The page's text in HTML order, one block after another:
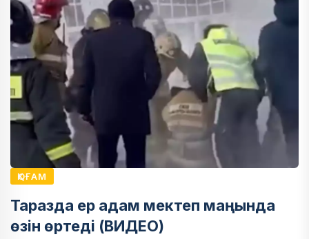
ҚОҒАМ
Таразда ер адам мектеп маңында
өзін өртеді (ВИДЕО)